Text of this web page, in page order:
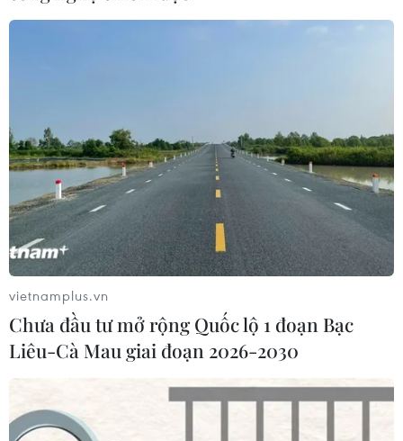
vietnamplus.vn
Chưa đầu tư mở rộng Quốc lộ 1 đoạn Bạc
Liêu-Cà Mau giai đoạn 2026-2030